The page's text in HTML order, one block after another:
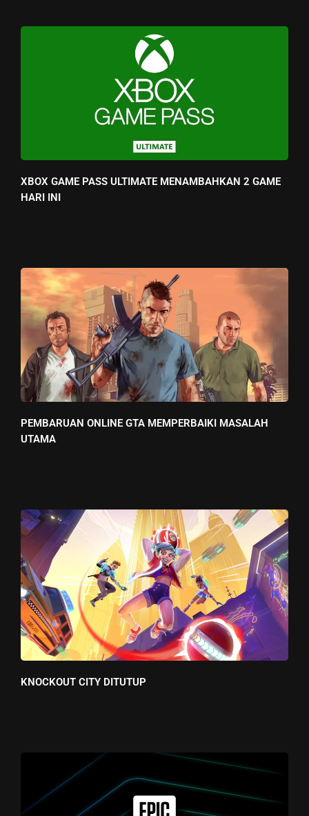
XBOX GAME PASS ULTIMATE MENAMBAHKAN 2 GAME
HARI INI
PEMBARUAN ONLINE GTA MEMPERBAIKI MASALAH
UTAMA
KNOCKOUT CITY DITUTUP